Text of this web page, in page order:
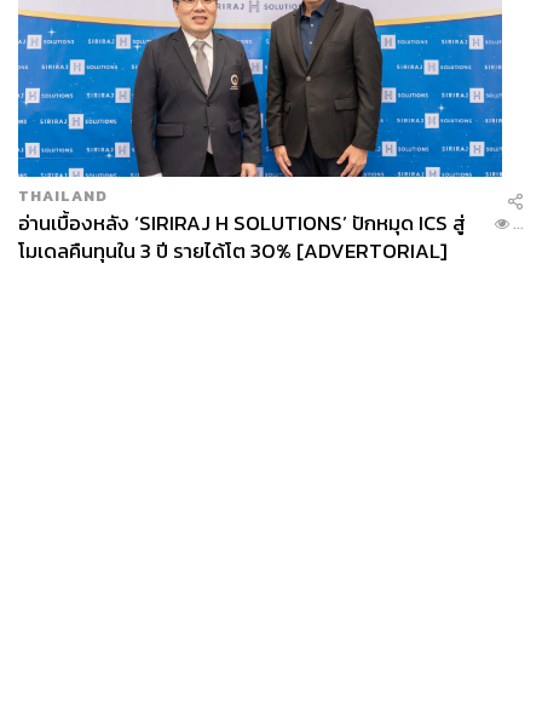
THAILAND
อ่านเบื้องหลัง ‘SIRIRAJ H SOLUTIONS’ ปักหมุด ICS สู่
โมเดลคืนทุนใน 3 ปี รายได้โต 30% [ADVERTORIAL]
...